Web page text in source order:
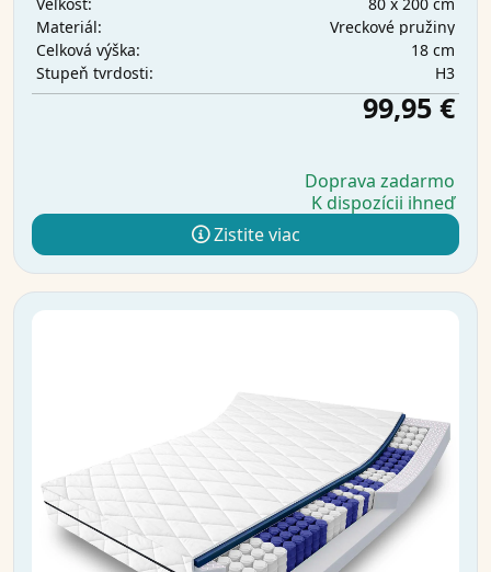
Materiál:
Vreckové pružiny
Celková výška:
18 cm
Stupeň tvrdosti:
H3
99,95 €
Doprava zadarmo
K dispozícii ihneď
Zistite viac